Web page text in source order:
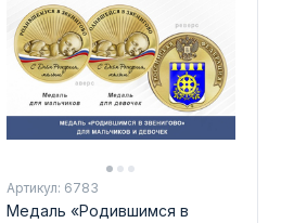
Артикул: 6783
Медаль «Родившимся в